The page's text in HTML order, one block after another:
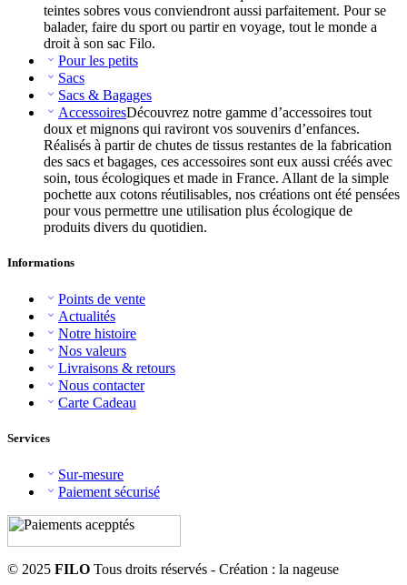
teintes sobres vous conviendront aussi parfaitement. Pour se
balader, faire du sport ou partir en voyage, tout le monde a
droit à son sac Filo.
Pour les petits
Sacs
Sacs & Bagages
AccessoiresDécouvrez notre gamme d’accessoires tout
doux et mignons qui raviront vos souvenirs d’enfances.
Réalisés à partir de chutes de tissus restantes de la fabrication
des sacs et bagages, ces accessoires sont eux aussi créés avec
soin, tous écologiques et made in France. Allant de la simple
pochette aux cotons réutilisables, nos créations ont été pensées
pour vous permettre une utilisation plus écologique de
produits divers du quotidien.
Informations
Points de vente
Actualités
Notre histoire
Nos valeurs
Livraisons & retours
Nous contacter
Carte Cadeau
Services
Sur-mesure
Paiement sécurisé
© 2025 FILO Tous droits réservés - Création : la nageuse